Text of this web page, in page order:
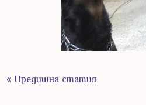
« Предишна статия